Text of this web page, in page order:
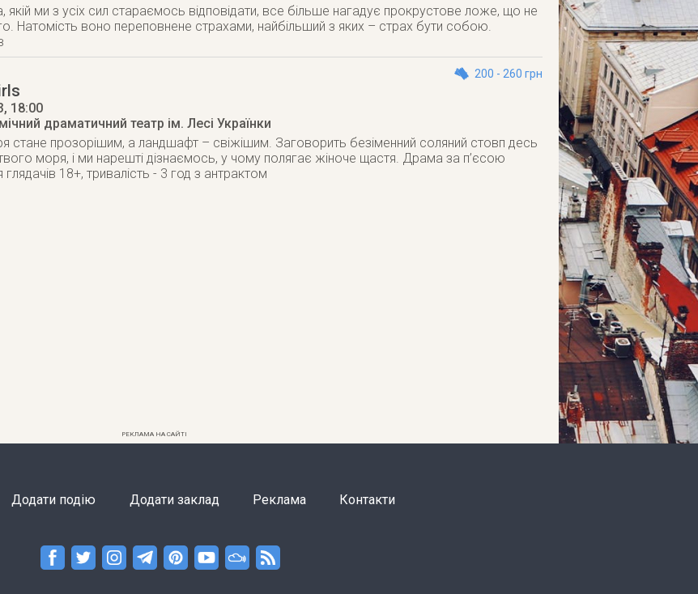
якій ми з усіх сил стараємось відповідати, все більше нагадує прокрустове ложе, що не
Натомість воно переповнене страхами, найбільший з яких – страх бути собою.
200 - 260 грн
, 18:00
драматичний театр ім. Лесі Українки
стане прозорішим, а ландшафт – свіжішим. Заговорить безіменний соляний стовп десь
моря, і ми нарешті дізнаємось, у чому полягає жіноче щастя. Драма за п’єсою
18+, тривалість - 3 год з антрактом
РЕКЛАМА НА САЙТІ
Додати подію Додати заклад Реклама Контакти